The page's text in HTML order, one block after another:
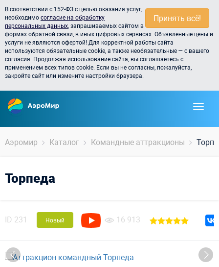
Принять всё!
В соответствии с 152-ФЗ с целью оказания услуг,
необходимосогласие на обработку
персональных данных , запрашиваемых сайтом в
формах обратной связи, в иных цифровых сервисах. Объявленные цены и
услуги не являются офертой! Для корректной работы сайта
используются обязательные cookie, а также необязательные — с вашего
согласия. Продолжая использование сайта, вы соглашаетесь с
применением всех типов cookie. Если вы не согласны, пожалуйста,
закройте сайт или измените настройки браузера.
Аэромир Каталог Командные аттракционы
Торпеда
ID 231 Новый 16 913